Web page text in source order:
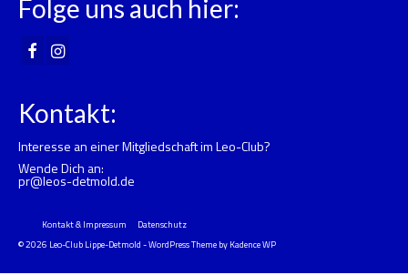
Folge uns auch hier:
Kontakt:
Interesse an einer Mitgliedschaft im Leo-Club?
Wende Dich an:
pr@leos-detmold.de
Kontakt & Impressum
Datenschutz
© 2026 Leo-Club Lippe-Detmold - WordPress Theme by Kadence WP